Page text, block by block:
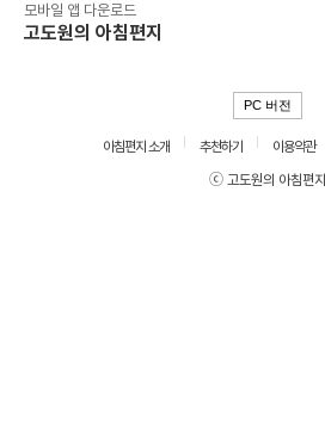
모바일 앱 다운로드
고도원의 아침편지
PC 버전
아침편지 소개 추천하기 이용약관
ⓒ 고도원의 아침편지